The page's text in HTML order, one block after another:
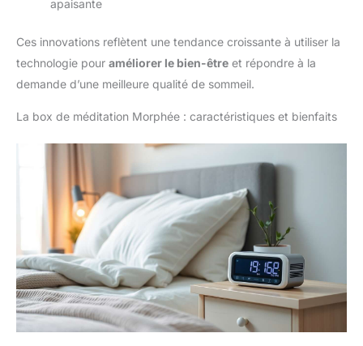
apaisante
Ces innovations reflètent une tendance croissante à utiliser la
technologie pour améliorer le bien-être et répondre à la
demande d’une meilleure qualité de sommeil.
La box de méditation Morphée : caractéristiques et bienfaits